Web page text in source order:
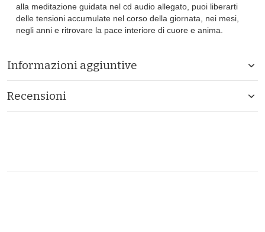
alla meditazione guidata nel cd audio allegato, puoi liberarti
delle tensioni accumulate nel corso della giornata, nei mesi,
negli anni e ritrovare la pace interiore di cuore e anima.
Informazioni aggiuntive
Recensioni